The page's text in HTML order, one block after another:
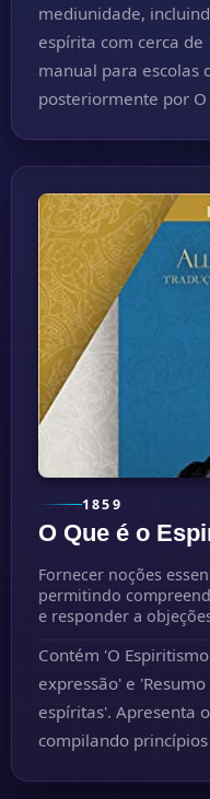
mediunidade,
espírita com cerca
manual para escolas
posteriormente por
1859
O Que é o
Fornecer noções
permitindo
e responder a
Contém 'O
expressão' e
espíritas'. Apresenta
compilando